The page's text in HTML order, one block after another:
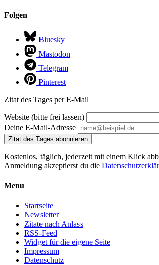
Folgen
Bluesky
Mastodon
Telegram
Pinterest
Zitat des Tages per E-Mail
Website (bitte frei lassen)
Deine E-Mail-Adresse
Zitat des Tages abonnieren
Kostenlos, täglich, jederzeit mit einem Klick
Anmeldung akzeptierst du die
Menu
Startseite
Newsletter
Zitate nach Anlass
RSS-Feed
Widget für die eigene Seite
Impressum
Datenschutz